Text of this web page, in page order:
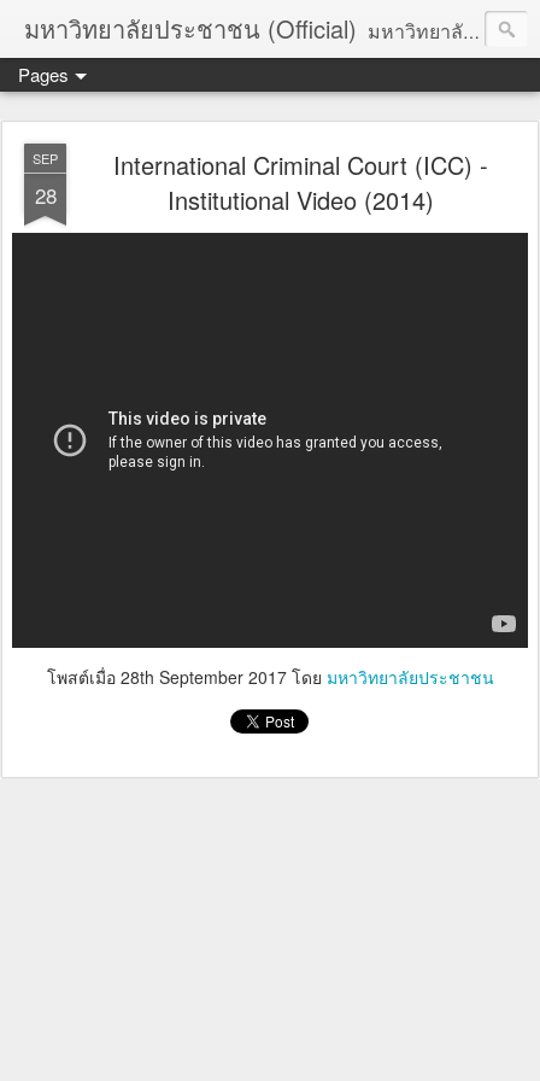
มหาวิทยาลัยประชาชน (Official) มหาวิทยาลัยประชาชน เพื่อการปฏิวัติประชาชนโดยสันติ Truths :: Peace :: Revolution :: Universal Human Rights :: Democracy (TPRUD)
Pages
SEP
28
International Criminal Court (ICC) -
Institutional Video (2014)
โพสต์เมื่อ 28th September 2017โดย มหาวิทยาลัยประชาชน